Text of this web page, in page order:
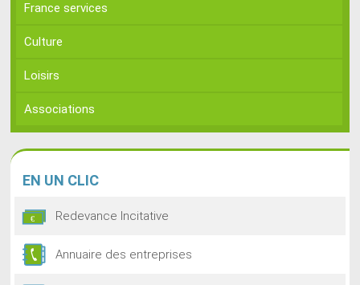
France services
Culture
Loisirs
Associations
EN UN CLIC
Redevance Incitative
Annuaire des entreprises